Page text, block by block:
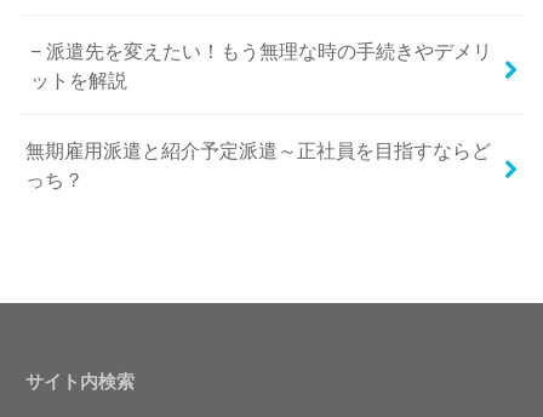
派遣先を変えたい！もう無理な時の手続きやデメリ
ットを解説
無期雇用派遣と紹介予定派遣～正社員を目指すならど
っち？
サイト内検索